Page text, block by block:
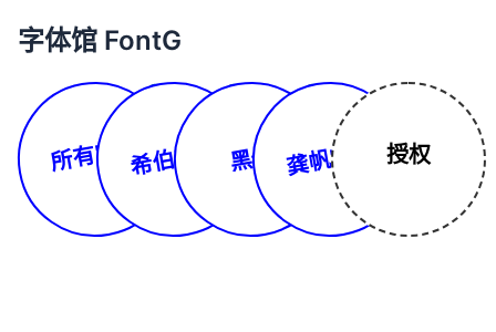
字体馆 FontG
所有字体希伯来文 黑体 龚帆字库 授权